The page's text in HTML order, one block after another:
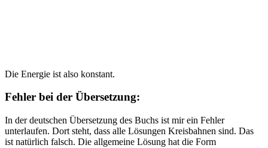
Die Energie ist also konstant.
Fehler bei der Übersetzung:
In der deutschen Übersetzung des Buchs ist mir ein Fehler
unterlaufen. Dort steht, dass alle Lösungen Kreisbahnen sind. Das
ist natürlich falsch. Die allgemeine Lösung hat die Form